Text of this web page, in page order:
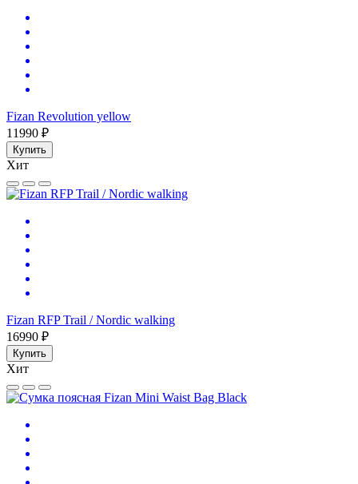
Fizan Revolution yellow
11990 ₽
Купить
Хит
Fizan RFP Trail / Nordic walking
16990 ₽
Купить
Хит